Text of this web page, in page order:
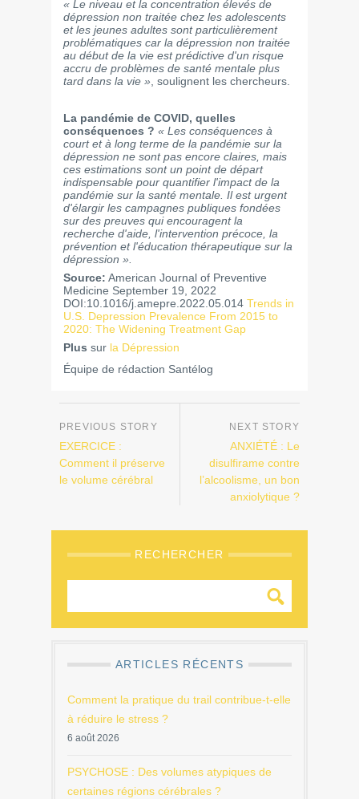
« Le niveau et la concentration élevés de
dépression non traitée chez les adolescents
et les jeunes adultes sont particulièrement
problématiques car la dépression non traitée
au début de la vie est prédictive d'un risque
accru de problèmes de santé mentale plus
tard dans la vie » , soulignent les chercheurs.
La pandémie de COVID, quelles
conséquences ? « Les conséquences à
court et à long terme de la pandémie sur la
dépression ne sont pas encore claires, mais
ces estimations sont un point de départ
indispensable pour quantifier l'impact de la
pandémie sur la santé mentale. Il est urgent
d'élargir les campagnes publiques fondées
sur des preuves qui encouragent la
recherche d'aide, l'intervention précoce, la
prévention et l'éducation thérapeutique sur la
dépression ».
Source: American Journal of Preventive
Medicine September 19, 2022
DOI:10.1016/j.amepre.2022.05.014 Trends in
U.S. Depression Prevalence From 2015 to
2020: The Widening Treatment Gap
Plus sur la Dépression
Équipe de rédaction Santélog
EXERCICE :
Comment il préserve
le volume cérébral
ANXIÉTÉ : Le
disulfirame contre
l’alcoolisme, un bon
anxiolytique ?
RECHERCHER
ARTICLES RÉCENTS
Comment la pratique du trail contribue-t-elle
à réduire le stress ?
6 août 2026
PSYCHOSE : Des volumes atypiques de
certaines régions cérébrales ?